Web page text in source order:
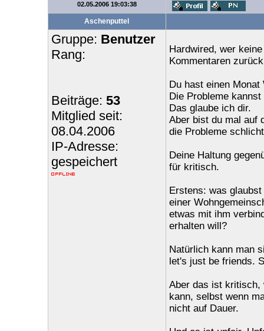
02.05.2006 19:03:38
Aschenputtel
Gruppe: Benutzer
Rang:
Beiträge: 53
Mitglied seit:
08.04.2006
IP-Adresse:
gespeichert
Hardwired, wer
Kommentaren
Du hast einen
Die Probleme
Das glaube ich dir.
Aber bist du mal auf
die Probleme
Deine Haltung
für kritisch.
Erstens: was
einer
etwas mit ihm
erhalten will?
Natürlich kann man
let's just be friends.
Aber das ist kritisch,
kann, selbst wenn
nicht auf Dauer.